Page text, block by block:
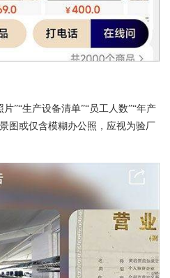
”“生产设备清单”“员工人数”“年产
图或仅含模糊办公照，应视为验厂